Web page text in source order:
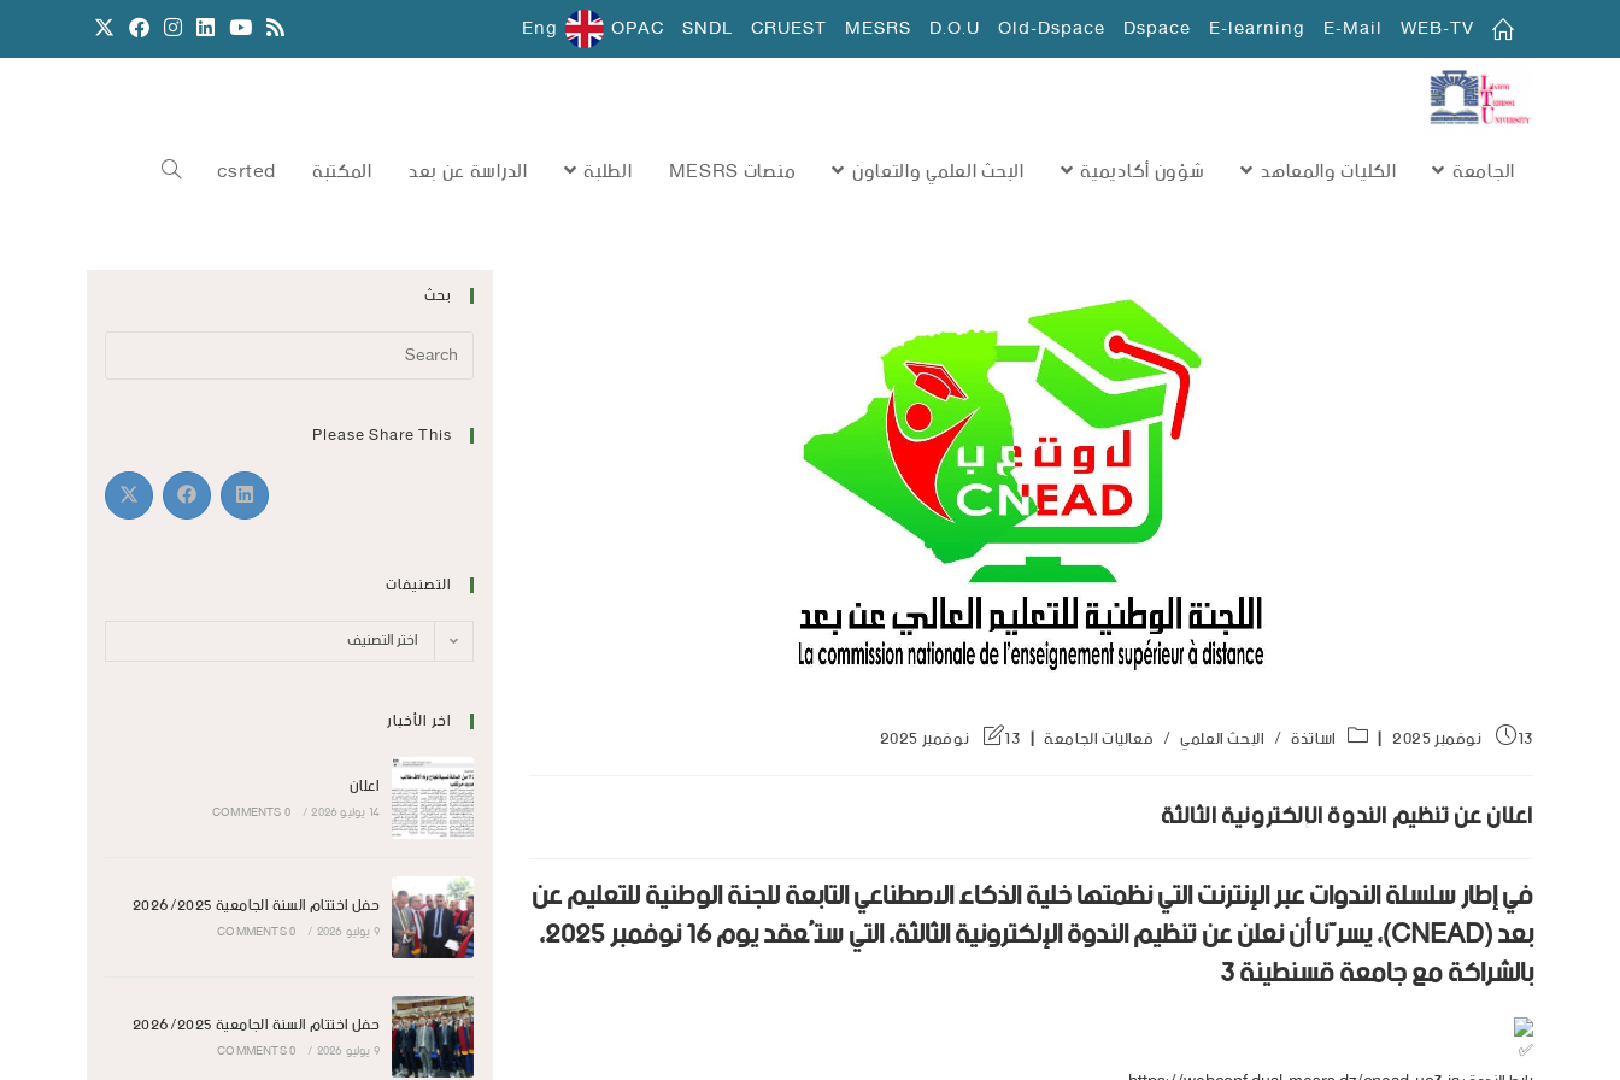
WEB-TV
E-Mail
E-learning
Dspace
Old-Dspace
D.O.U
MESRS
CRUEST
SNDL
OPAC
Eng
الجامعة الكليات والمعاهد شؤون أكاديمية البحث العلمي والتعاون منصات MESRS الطلبة الدراسة عن بعد المكتبة csrted
13 نوفمبر 2025 اساتذة / البحث العلمي / فعاليات الجامعة 13 نوفمبر 2025
اعلان عن تنظيم الندوة الإلكترونية الثالثة
في إطار سلسلة الندوات عبر الإنترنت التي نظمتها خلية الذكاء الاصطناعي التابعة للجنة الوطنية للتعليم عن
بعد (CNEAD)، يسرّنا أن نعلن عن تنظيم الندوة الإلكترونية الثالثة، التي ستُعقد يوم 16 نوفمبر 2025،
بالشراكة مع جامعة قسنطينة 3
بحث
Please Share This
التصنيفات
اختر التصنيف
اخر الأخبار
اعلان
14 يوليو 2026 /
0 COMMENTS
حفل اختتام السنة الجامعية 2026/2025
9 يوليو 2026 /
0 COMMENTS
حفل اختتام السنة الجامعية 2026/2025
9 يوليو 2026 /
0 COMMENTS